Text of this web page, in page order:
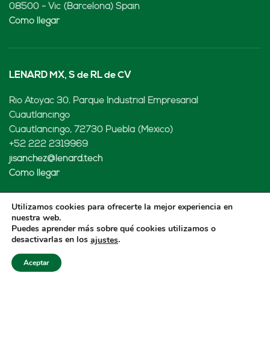
08500 - Vic (Barcelona) Spain
Cómo llegar
LENARD MX, S de RL de CV
Rio Atoyac 30. Parque Industrial Empresarial
Cuautlancingo
Cuautlancingo, 72730 Puebla (México)
+52 222 2319969
jisanchez@lenard.tech
Cómo llegar
LENARD USA CORP
2655-Lejeune Rd., Suite 810
Coral Gables, FL. 33134 (USA
Utilizamos cookies para ofrecerte la mejor experiencia en
nuestra web.
Puedes aprender más sobre qué cookies utilizamos o
desactivarlas en los ajustes.
Aceptar